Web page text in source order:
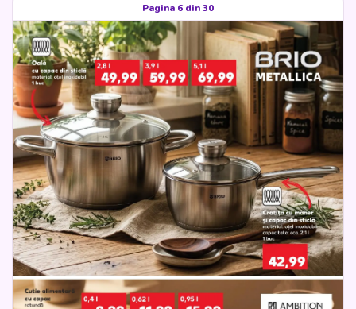
Pagina 6 din 30